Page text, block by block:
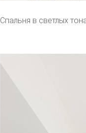
Спальня в светлых